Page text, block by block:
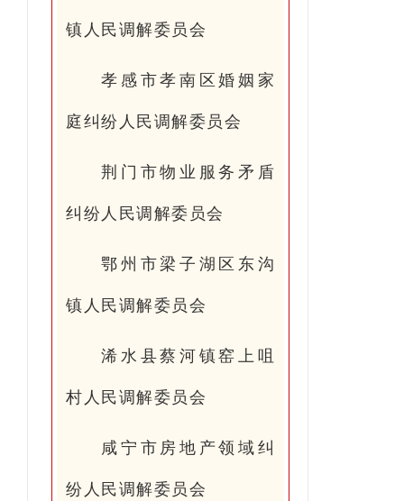
镇人民调解委员会
孝感市孝南区婚姻家
庭纠纷人民调解委员会
荆门市物业服务矛盾
纠纷人民调解委员会
鄂州市梁子湖区东沟
镇人民调解委员会
浠水县蔡河镇窑上咀
村人民调解委员会
咸宁市房地产领域纠
纷人民调解委员会